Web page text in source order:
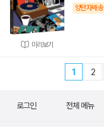
미리보기
양탄자배송
1 2
로그인 전체 메뉴